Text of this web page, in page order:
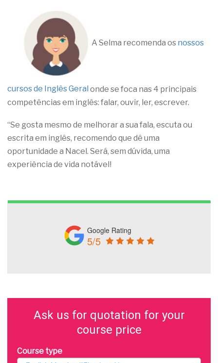
A Selma recomenda os nossos
cursos de Inglês Geral onde se foca nas 4 principais
competências em inglês: falar, ouvir, ler, escrever.
“Se gosta mesmo de melhorar a sua fala, escuta ou
escrita em inglês, recomendo que dê uma
oportunidade a Nacel. Será, sem dúvida, uma
experiência de vida notável!
Google Rating
5/5
Ask us for quotation for your
course price
Course type